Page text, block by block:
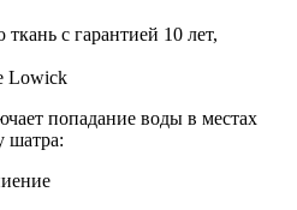
с гарантией 10 лет,
Lowick
попадание воды в местах
шатра: